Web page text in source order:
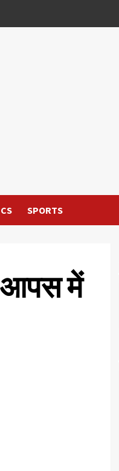
SPORTS
आपस में